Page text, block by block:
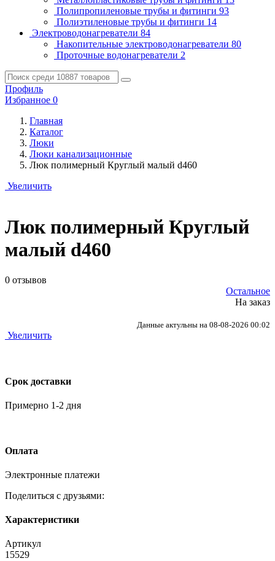
Полипропиленовые трубы и фитинги 93
Полиэтиленовые трубы и фитинги 14
Электроводонагреватели 84
Накопительные электроводонагреватели 80
Проточные водонагреватели 2
Профиль
Избранное 0
Главная
Каталог
Люки
Люки канализационные
Люк полимерный Круглый малый d460
Увеличить
Люк полимерный Круглый
малый d460
0 отзывов
Остальное
На заказ
Данные актульны на 08-08-2026 00:02
Увеличить
Срок доставки
Примерно 1-2 дня
Оплата
Электронные платежи
Поделиться с друзьями:
Характеристики
Артикул
15529